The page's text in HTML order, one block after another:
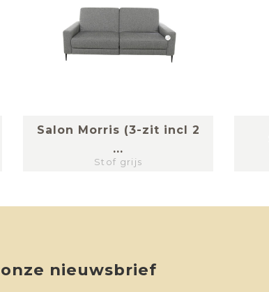
Salon Morris (3-zit incl 2
...
Stof grijs
nieuwsbrief